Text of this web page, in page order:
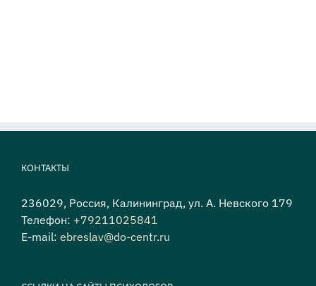
КОНТАКТЫ
236029, Россия, Калининград, ул. А. Невского 179
Телефон: +79211025841
E-mail: ebreslav@do-centr.ru